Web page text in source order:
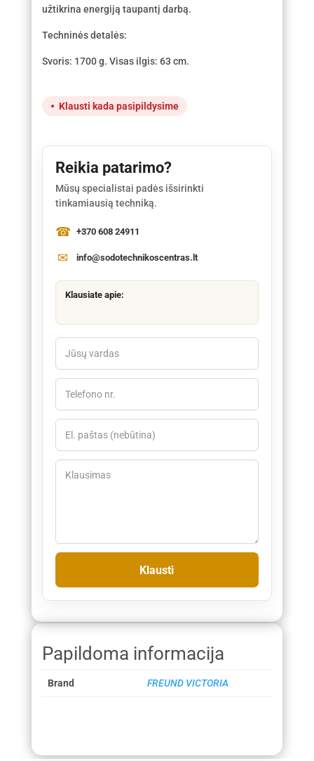
užtikrina energiją taupantį darbą.
Techninės detalės:
Svoris: 1700 g. Visas ilgis: 63 cm.
Klausti kada pasipildysime
Reikia patarimo?
Mūsų specialistai padės išsirinkti
tinkamiausią techniką.
+370 608 24911
info@sodotechnikoscentras.lt
Klausiate apie:
Papildoma informacija
Brand FREUND VICTORIA